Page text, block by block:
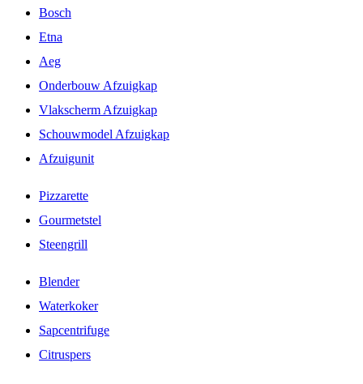
Bosch
Etna
Aeg
Onderbouw Afzuigkap
Vlakscherm Afzuigkap
Schouwmodel Afzuigkap
Afzuigunit
Pizzarette
Gourmetstel
Steengrill
Blender
Waterkoker
Sapcentrifuge
Citruspers